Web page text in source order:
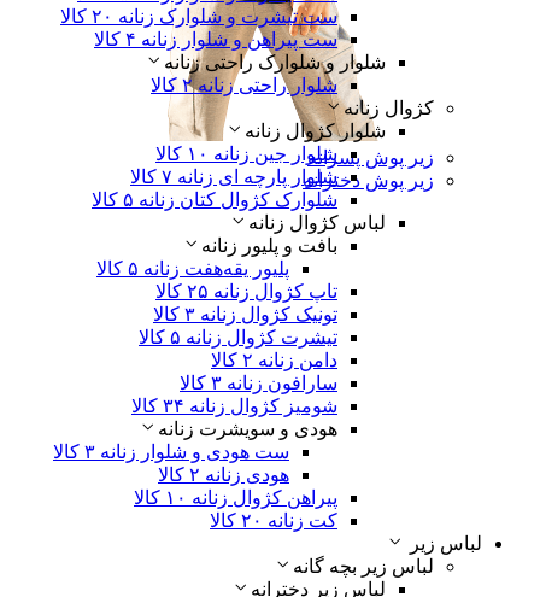
زیر پوش پسرانه
زیر پوش دخترانه
ست تیشرت و شلوارک زنانه
ست پیراهن و شلوار زنانه
شلوار و شلوارک راحتی زنانه
شلوار راحتی زنانه۲ کالا
کژوال زنانه
شلوار کژوال زنانه
شلوار جین زنانه
شلوار پارچه ای زنانه
شلوارک کژوال کتان زنانه
لباس‌ کژوال زنانه
بافت و پلیور زنانه
پلیور یقه‌هفت زنانه
تاپ کژوال زنانه
تونیک کژوال زنانه
تیشرت کژوال زنانه
دامن زنانه
سارافون زنانه
شومیز کژوال زنانه
هودی و سویشرت زنانه
ست هودی و شلوار زنانه
هودی زنانه
پیراهن کژوال زنانه
کت زنانه
لباس زیر
لباس زیر بچه گانه
لباس زیر دخترانه